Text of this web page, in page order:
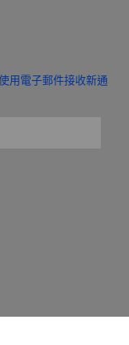
用電子郵件接收新通